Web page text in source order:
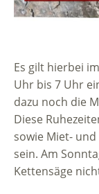
Es gilt hierbei
Uhr bis 7 Uhr
dazu noch die
Diese
sowie Miet-
sein. Am
Kettensäge